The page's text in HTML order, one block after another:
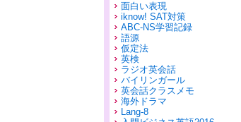
面白い表現
iknow! SAT対策
ABC-NS学習記録
語源
仮定法
英検
ラジオ英会話
バイリンガール
英会話クラスメモ
海外ドラマ
Lang-8